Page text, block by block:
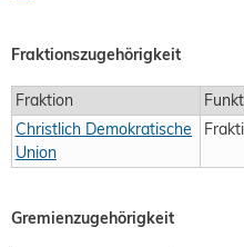
Fraktionszugehörigkeit
Fraktion
Christlich Demokratische
Union
Gremienzugehörigkeit